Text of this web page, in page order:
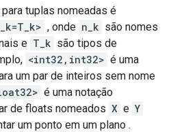
tuplas nomeadas é
, onde n_k são nomes
e T_k são tipos de
<int32,int32> é uma
um par de inteiros sem nome
é uma notação
de floats nomeados X e Y
um ponto em um plano .